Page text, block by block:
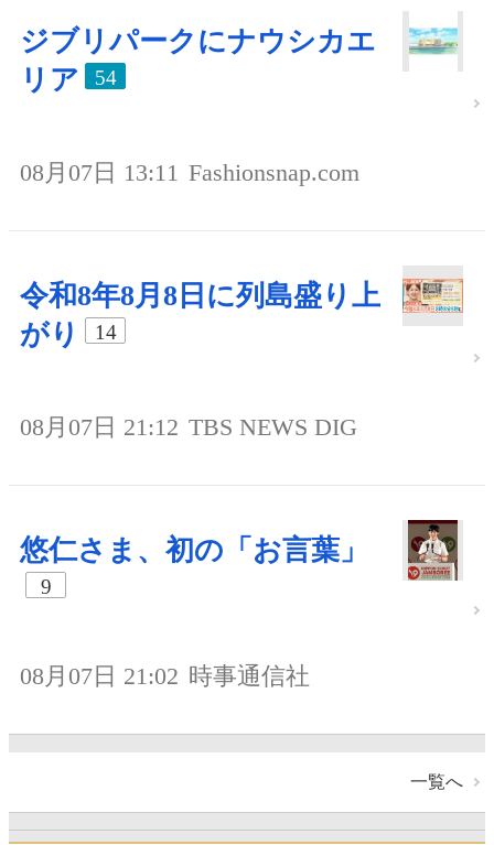
ジブリパークにナウシカエ
リア
54
08月07日 13:11 Fashionsnap.com
令和8年8月8日に列島盛り上
がり
14
08月07日 21:12 TBS NEWS DIG
悠仁さま、初の「お言葉」
9
08月07日 21:02 時事通信社
一覧へ